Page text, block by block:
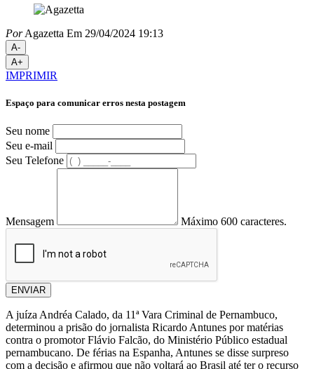
PorAgazetta Em 29/04/2024 19:13
A-
A+
IMPRIMIR
Espaço para comunicar erros nesta postagem
Seu nome
Seu e-mail
Seu Telefone
Mensagem Máximo 600 caracteres.
ENVIAR
A juíza Andréa Calado, da 11ª Vara Criminal de Pernambuco,
determinou a prisão do jornalista Ricardo Antunes por matérias
contra o promotor Flávio Falcão, do Ministério Público estadual
pernambucano. De férias na Espanha, Antunes se disse surpreso
com a decisão e afirmou que não voltará ao Brasil até ter o recurso